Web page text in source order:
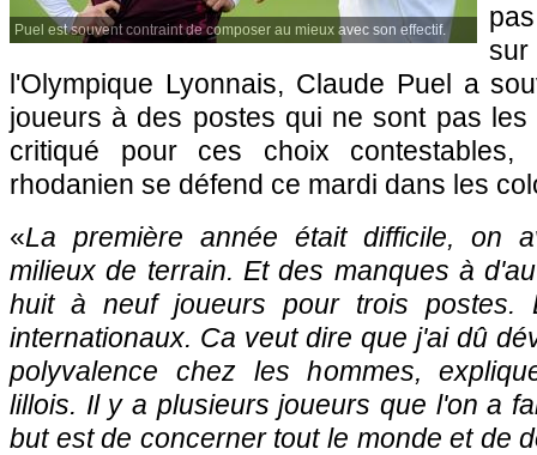
Puel est souvent contraint de composer au mieux avec son effectif.
sur
l'Olympique Lyonnais, Claude Puel a
joueurs à des postes qui ne sont pas
critiqué pour ces choix contestables,
rhodanien se défend ce mardi dans les
«La première année était difficile, on
milieux de terrain. Et des manques à
huit à neuf joueurs pour trois postes.
internationaux. Ca veut dire que j'ai dû
polyvalence chez les hommes,
lillois. Il y a plusieurs joueurs que l'on a
but est de concerner tout le monde et de